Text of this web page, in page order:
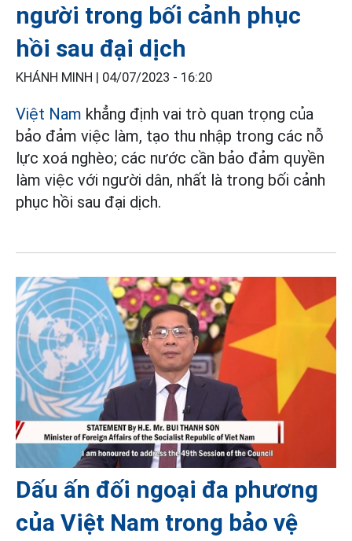
người trong bối cảnh phục
hồi sau đại dịch
KHÁNH MINH | 04/07/2023 - 16:20
Việt Nam khẳng định vai trò quan trọng của
bảo đảm việc làm, tạo thu nhập trong các nỗ
lực xoá nghèo; các nước cần bảo đảm quyền
làm việc với người dân, nhất là trong bối cảnh
phục hồi sau đại dịch.
Dấu ấn đối ngoại đa phương
của Việt Nam trong bảo vệ